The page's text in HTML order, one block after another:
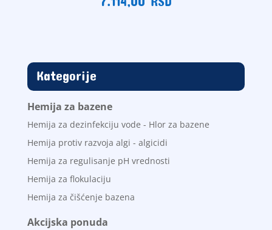
Kategorije
Hemija za bazene
Hemija za dezinfekciju vode - Hlor za bazene
Hemija protiv razvoja algi - algicidi
Hemija za regulisanje pH vrednosti
Hemija za flokulaciju
Hemija za čišćenje bazena
Akcijska ponuda